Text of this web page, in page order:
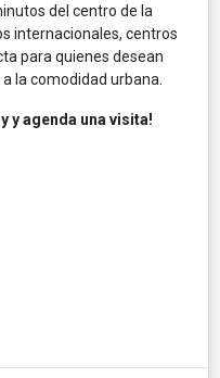
del centro de la
internacionales, centros
para quienes desean
la comodidad urbana.
y agenda una visita!